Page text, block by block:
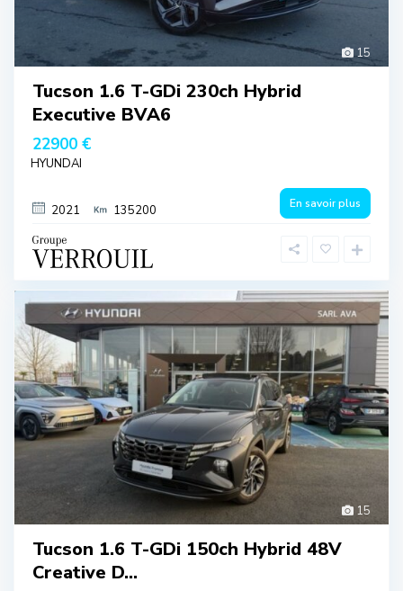
15
Tucson 1.6 T-GDi 230ch Hybrid
Executive BVA6
22900 €
HYUNDAI
2021 135200 En savoir plus
15
Tucson 1.6 T-GDi 150ch Hybrid 48V
Creative D...